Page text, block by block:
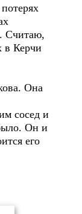
Считаю,
в Керчи
Она
сосед и
Он и
его